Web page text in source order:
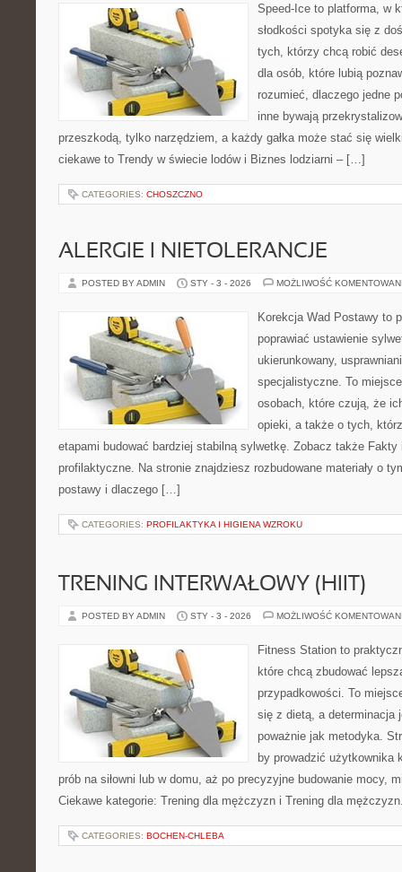
Speed-Ice to platforma, w
słodkości spotyka się z
tych, którzy chcą robić
dla osób, które lubią
rozumieć, dlaczego jedne
inne bywają
przeszkodą, tylko narzędziem, a każdy gałka może stać się
ciekawe to Trendy w świecie lodów i Biznes lodziarni – […]
CATEGORIES: CHOSZCZNO
ALERGIE I NIETOLERANCJE
POSTED BY ADMIN STY - 3 - 2026 MOŻLIWOŚĆ
Korekcja Wad Postawy to
poprawiać ustawienie
ukierunkowany,
specjalistyczne. To
osobach, które czują, że
opieki, a także o tych,
etapami budować bardziej stabilną sylwetkę. Zobacz także
profilaktyczne. Na stronie znajdziesz rozbudowane materiały o
postawy i dlaczego […]
CATEGORIES: PROFILAKTYKA I HIGIENA WZROKU
TRENING INTERWAŁOWY (HIIT)
POSTED BY ADMIN STY - 3 - 2026 MOŻLIWOŚĆ
Fitness Station to
które chcą zbudować
przypadkowości. To
się z dietą, a determinacja
poważnie jak metodyka.
by prowadzić użytkownika
prób na siłowni lub w domu, aż po precyzyjne budowanie mocy,
Ciekawe kategorie: Trening dla mężczyzn i Trening dla
CATEGORIES: BOCHEN-CHLEBA